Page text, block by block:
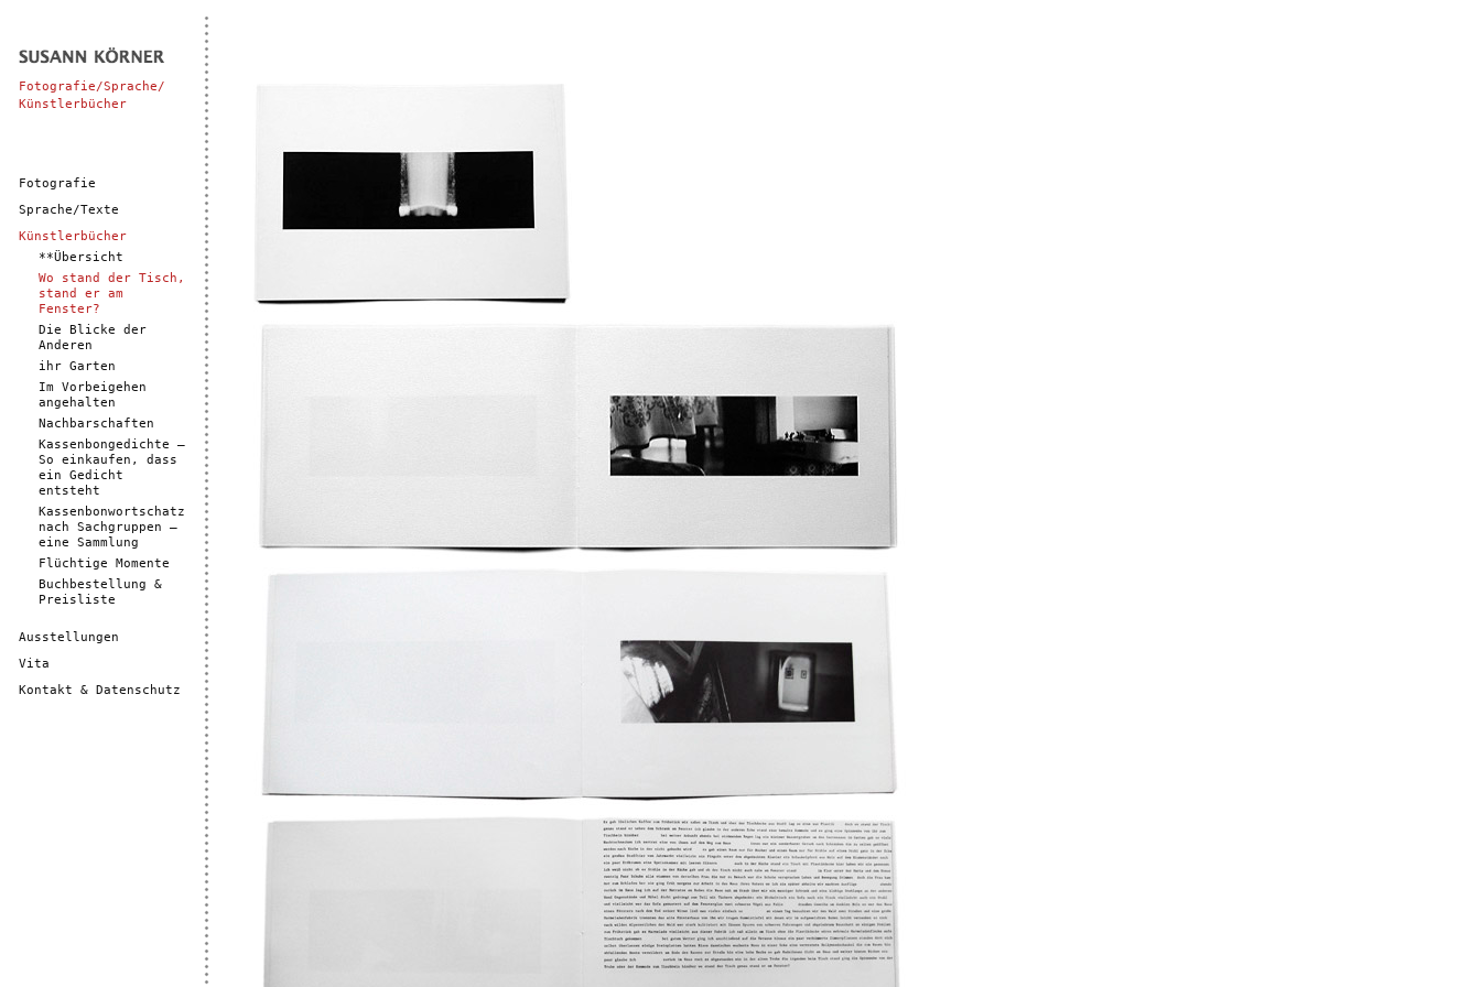
Fotografie/Sprache/
Künstlerbücher
Fotografie
Sprache/Texte
Künstlerbücher
**Übersicht
Wo stand der Tisch,
stand er am
Fenster?
Die Blicke der
Anderen
ihr Garten
Im Vorbeigehen
angehalten
Nachbarschaften
Kassenbongedichte –
So einkaufen, dass
ein Gedicht
entsteht
Kassenbonwortschatz
nach Sachgruppen –
eine Sammlung
Flüchtige Momente
Buchbestellung &
Preisliste
Ausstellungen
Vita
Kontakt & Datenschutz